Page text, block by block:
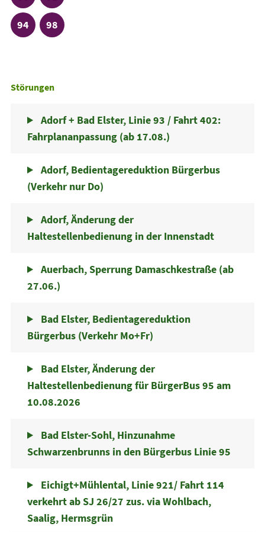
Linie
94 Linie
98
Störungen
Adorf + Bad Elster, Linie 93 / Fahrt 402:
Fahrplananpassung (ab 17.08.)
Adorf, Bedientagereduktion Bürgerbus
(Verkehr nur Do)
Adorf, Änderung der
Haltestellenbedienung in der Innenstadt
Auerbach, Sperrung Damaschkestraße (ab
27.06.)
Bad Elster, Bedientagereduktion
Bürgerbus (Verkehr Mo+Fr)
Bad Elster, Änderung der
Haltestellenbedienung für BürgerBus 95 am
10.08.2026
Bad Elster-Sohl, Hinzunahme
Schwarzenbrunns in den Bürgerbus Linie 95
Eichigt+Mühlental, Linie 921/ Fahrt 114
verkehrt ab SJ 26/27 zus. via Wohlbach,
Saalig, Hermsgrün